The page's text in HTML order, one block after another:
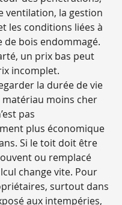
ventilation, la gestion
les conditions liées à
de bois endommagé.
un prix bas peut
incomplet.
la durée de vie
moins cher
pas
plus économique
Si le toit doit être
ou remplacé
change vite. Pour
surtout dans
aux intempéries,